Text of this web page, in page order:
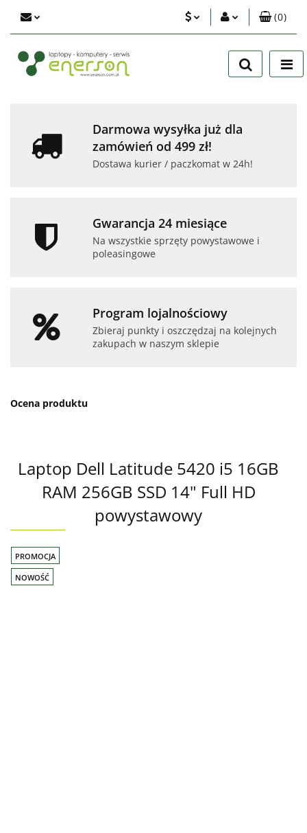
Zaloguj się
Zarejestruj się
(0)
Darmowa wysyłka już dla
zamówień od 499 zł!
Dostawa kurier / paczkomat w 24h!
Gwarancja 24 miesiące
Na wszystkie sprzęty powystawowe i
poleasingowe
Program lojalnościowy
Zbieraj punkty i oszczędzaj na kolejnych
zakupach w naszym sklepie
Ocena produktu
Laptop Dell Latitude 5420 i5 16GB
RAM 256GB SSD 14" Full HD
powystawowy
PROMOCJA
NOWOŚĆ